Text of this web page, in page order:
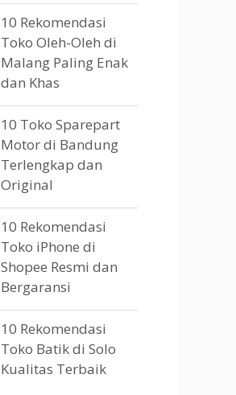
10 Rekomendasi
Toko Oleh-Oleh di
Malang Paling Enak
dan Khas
10 Toko Sparepart
Motor di Bandung
Terlengkap dan
Original
10 Rekomendasi
Toko iPhone di
Shopee Resmi dan
Bergaransi
10 Rekomendasi
Toko Batik di Solo
Kualitas Terbaik